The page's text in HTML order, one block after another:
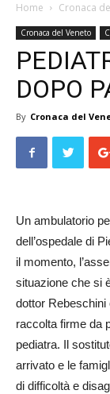
Home Cronaca
Cronaca del Veneto
DOPO
By Cronaca del
Un ambulatorio
dell’ospedale di
il momento,
situazione che si
dottor Rebeschini
raccolta firme da
pediatra. Il
arrivato e le
di difficoltà e